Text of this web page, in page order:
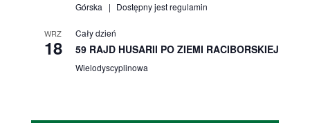
Górska Dostępny jest regulamin
WRZ
18
Cały dzień
59 RAJD HUSARII PO ZIEMI RACIBORSKIEJ
Wielodyscyplinowa